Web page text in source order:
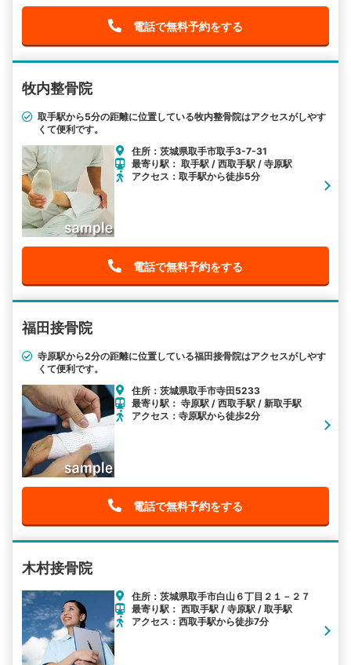
電話で無料予約をする
牧内整骨院
取手駅から5分の距離に位置している牧内整骨院はアクセスがしやす
くて便利です。
住所：茨城県取手市取手3-7-31
最寄り駅： 取手駅 / 西取手駅 / 寺原駅
アクセス：取手駅から徒歩5分
電話で無料予約をする
福田接骨院
寺原駅から2分の距離に位置している福田接骨院はアクセスがしやす
くて便利です。
住所：茨城県取手市寺田5233
最寄り駅： 寺原駅 / 西取手駅 / 新取手駅
アクセス：寺原駅から徒歩2分
電話で無料予約をする
木村接骨院
住所：茨城県取手市白山６丁目２１－２７
最寄り駅： 西取手駅 / 寺原駅 / 取手駅
アクセス：西取手駅から徒歩7分